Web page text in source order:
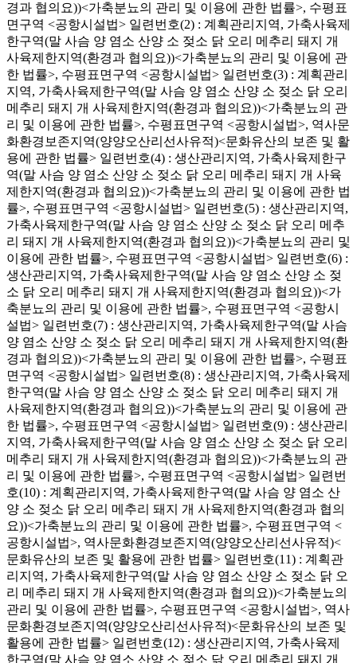
경과 협의요))<가축분뇨의 관리 및 이용에 관한 법률>, 수평표
면구역 <공항시설법> 일련번호(2) : 계획관리지역, 가축사육제
한구역(말 사슴 양 염소 산양 소 젖소 닭 오리 메추리 돼지 개
사육제한지역(환경과 협의요))<가축분뇨의 관리 및 이용에 관
한 법률>, 수평표면구역 <공항시설법> 일련번호(3) : 계획관리
지역, 가축사육제한구역(말 사슴 양 염소 산양 소 젖소 닭 오리
메추리 돼지 개 사육제한지역(환경과 협의요))<가축분뇨의 관
리 및 이용에 관한 법률>, 수평표면구역 <공항시설법>, 역사문
화환경보존지역(양양오산리선사유적)<문화유산의 보존 및 활
용에 관한 법률> 일련번호(4) : 생산관리지역, 가축사육제한구
역(말 사슴 양 염소 산양 소 젖소 닭 오리 메추리 돼지 개 사육
제한지역(환경과 협의요))<가축분뇨의 관리 및 이용에 관한 법
률>, 수평표면구역 <공항시설법> 일련번호(5) : 생산관리지역,
가축사육제한구역(말 사슴 양 염소 산양 소 젖소 닭 오리 메추
리 돼지 개 사육제한지역(환경과 협의요))<가축분뇨의 관리 및
이용에 관한 법률>, 수평표면구역 <공항시설법> 일련번호(6) :
생산관리지역, 가축사육제한구역(말 사슴 양 염소 산양 소 젖
소 닭 오리 메추리 돼지 개 사육제한지역(환경과 협의요))<가
축분뇨의 관리 및 이용에 관한 법률>, 수평표면구역 <공항시
설법> 일련번호(7) : 생산관리지역, 가축사육제한구역(말 사슴
양 염소 산양 소 젖소 닭 오리 메추리 돼지 개 사육제한지역(환
경과 협의요))<가축분뇨의 관리 및 이용에 관한 법률>, 수평표
면구역 <공항시설법> 일련번호(8) : 생산관리지역, 가축사육제
한구역(말 사슴 양 염소 산양 소 젖소 닭 오리 메추리 돼지 개
사육제한지역(환경과 협의요))<가축분뇨의 관리 및 이용에 관
한 법률>, 수평표면구역 <공항시설법> 일련번호(9) : 생산관리
지역, 가축사육제한구역(말 사슴 양 염소 산양 소 젖소 닭 오리
메추리 돼지 개 사육제한지역(환경과 협의요))<가축분뇨의 관
리 및 이용에 관한 법률>, 수평표면구역 <공항시설법> 일련번
호(10) : 계획관리지역, 가축사육제한구역(말 사슴 양 염소 산
양 소 젖소 닭 오리 메추리 돼지 개 사육제한지역(환경과 협의
요))<가축분뇨의 관리 및 이용에 관한 법률>, 수평표면구역 <
공항시설법>, 역사문화환경보존지역(양양오산리선사유적)<
문화유산의 보존 및 활용에 관한 법률> 일련번호(11) : 계획관
리지역, 가축사육제한구역(말 사슴 양 염소 산양 소 젖소 닭 오
리 메추리 돼지 개 사육제한지역(환경과 협의요))<가축분뇨의
관리 및 이용에 관한 법률>, 수평표면구역 <공항시설법>, 역사
문화환경보존지역(양양오산리선사유적)<문화유산의 보존 및
활용에 관한 법률> 일련번호(12) : 생산관리지역, 가축사육제
한구역(말 사슴 양 염소 산양 소 젖소 닭 오리 메추리 돼지 개